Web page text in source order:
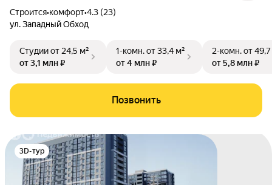
Строится•комфорт•4.3 (23)
ул. Западный Обход
Студииот 24,5 м²
от 3,1 млн ₽
1-комн.от 33,4 м²
от 4 млн ₽
2-комн.от
от 5,8 млн ₽
Позвонить
3D-тур